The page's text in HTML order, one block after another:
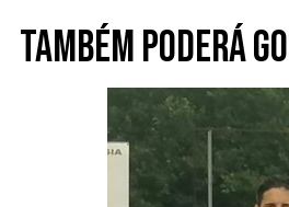
Também poderá